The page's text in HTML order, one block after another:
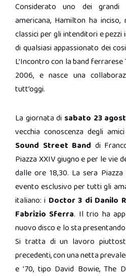
Considerato uno dei grandi
americana, Hamilton ha inciso,
classici per gli intenditori e
di qualsiasi appassionato dei
L’Incontro con la band
2006, e nasce una
tutt’oggi.
La giornata di sabato 23
vecchia conoscenza degli
Sound Street Band di
Piazza XXIV giugno e per le vie
dalle ore 18,30. La sera
evento esclusivo per tutti gli
italiano: i Doctor 3 di Danilo
Fabrizio Sferra. Il trio ha
nuovo disco e lo sta
Si tratta di un lavoro
precedenti, con una netta
e ’70, tipo David Bowie, The